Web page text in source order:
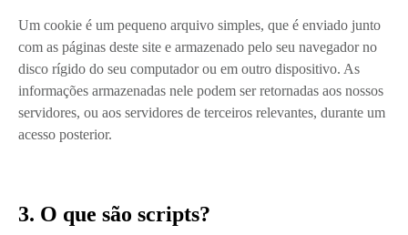
Um cookie é um pequeno arquivo simples, que é enviado junto
com as páginas deste site e armazenado pelo seu navegador no
disco rígido do seu computador ou em outro dispositivo. As
informações armazenadas nele podem ser retornadas aos nossos
servidores, ou aos servidores de terceiros relevantes, durante um
acesso posterior.
3. O que são scripts?